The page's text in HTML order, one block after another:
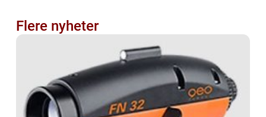
Flere nyheter